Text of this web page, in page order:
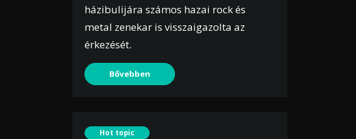
házibulijára számos hazai rock és
metal zenekar is visszaigazolta az
érkezését.
Bővebben
Hot topic